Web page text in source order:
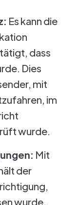
Es kann die
dass
Dies
mit
im
wurde.
Mit
der
wurde.